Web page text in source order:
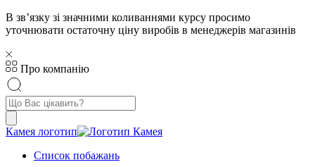
В звʼязку зі значними коливаннями курсу просимо
уточнювати остаточну ціну виробів в менеджерів магазинів
Про компанію
Пошук
товарів
Камея логотип
Список побажань